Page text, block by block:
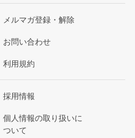
メルマガ登録・解除
お問い合わせ
利用規約
採用情報
個人情報の取り扱いに
ついて